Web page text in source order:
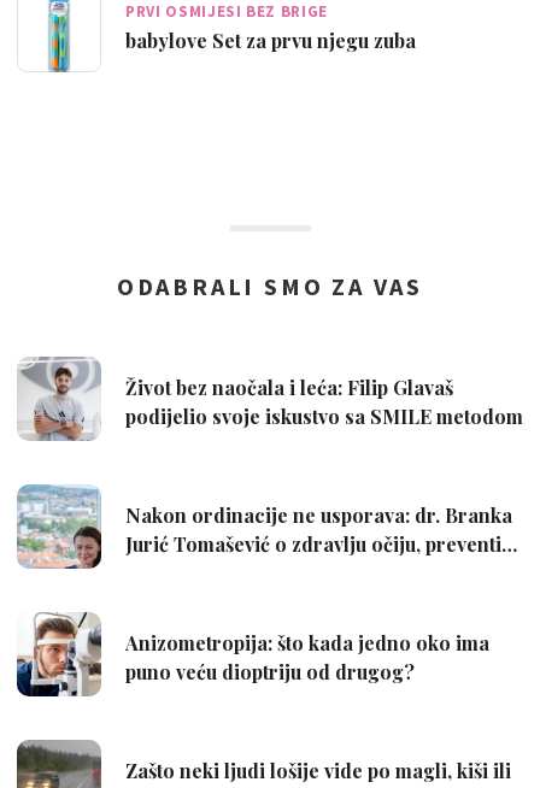
PRVI OSMIJESI BEZ BRIGE
babylove Set za prvu njegu zuba